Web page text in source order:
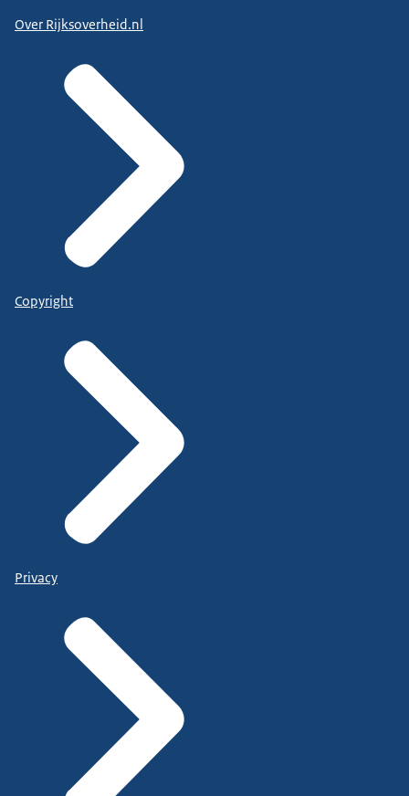
Over Rijksoverheid.nl
Copyright
Privacy